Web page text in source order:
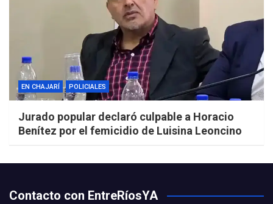
EN CHAJARÍ POLICIALES
Jurado popular declaró culpable a Horacio
Benítez por el femicidio de Luisina Leoncino
Contacto con EntreRíosYA